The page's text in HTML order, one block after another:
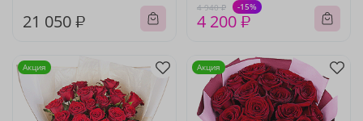
21 050 ₽
4 940 ₽ -15%
4 200 ₽
Акция Акция